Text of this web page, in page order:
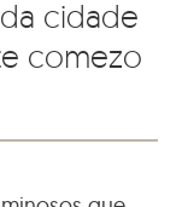
cidade
comezo